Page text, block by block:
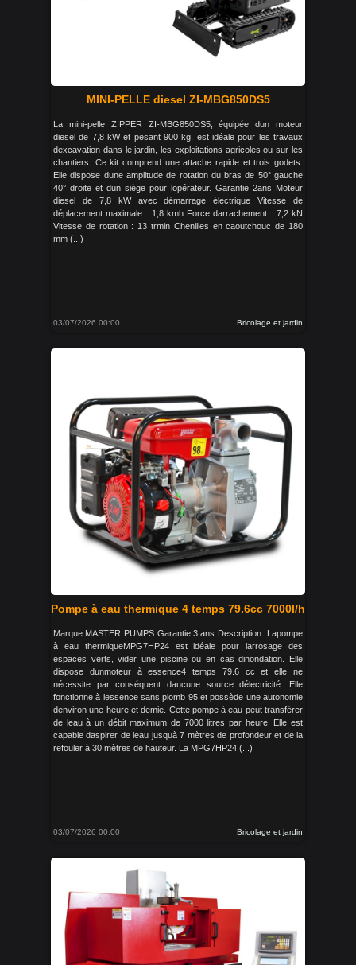
MINI-PELLE diesel ZI-MBG850DS5
La mini-pelle ZIPPER ZI-MBG850DS5, équipée dun moteur
diesel de 7,8 kW et pesant 900 kg, est idéale pour les travaux
dexcavation dans le jardin, les exploitations agricoles ou sur les
chantiers. Ce kit comprend une attache rapide et trois godets.
Elle dispose dune amplitude de rotation du bras de 50° gauche
40° droite et dun siège pour lopérateur. Garantie 2ans Moteur
diesel de 7,8 kW avec démarrage électrique Vitesse de
déplacement maximale : 1,8 kmh Force darrachement : 7,2 kN
Vitesse de rotation : 13 trmin Chenilles en caoutchouc de 180
mm (...)
03/07/2026 00:00 Bricolage et jardin
Pompe à eau thermique 4 temps 79.6cc 7000l/h
Marque:MASTER PUMPS Garantie:3 ans Description: Lapompe
à eau thermiqueMPG7HP24 est idéale pour larrosage des
espaces verts, vider une piscine ou en cas dinondation. Elle
dispose dunmoteur à essence4 temps 79.6 cc et elle ne
nécessite par conséquent daucune source délectricité. Elle
fonctionne à lessence sans plomb 95 et possède une autonomie
denviron une heure et demie. Cette pompe à eau peut transférer
de leau à un débit maximum de 7000 litres par heure. Elle est
capable daspirer de leau jusquà 7 mètres de profondeur et de la
refouler à 30 mètres de hauteur. La MPG7HP24 (...)
03/07/2026 00:00 Bricolage et jardin